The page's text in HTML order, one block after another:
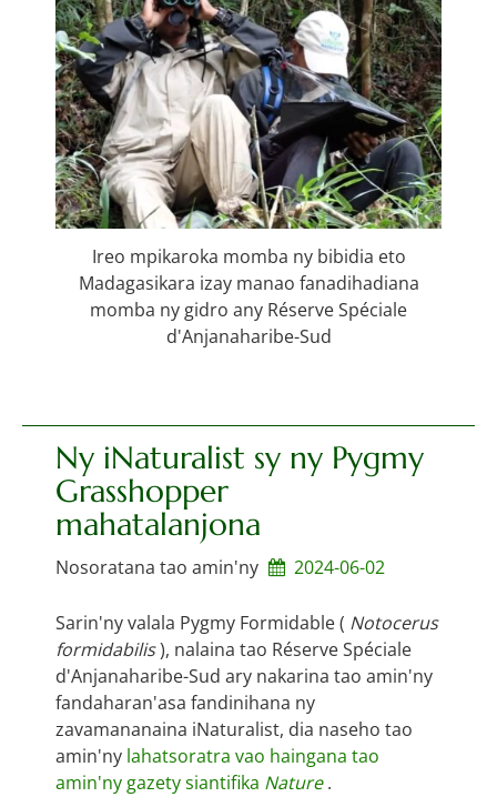
Ireo mpikaroka momba ny bibidia eto
Madagasikara izay manao fanadihadiana
momba ny gidro any Réserve Spéciale
d'Anjanaharibe-Sud
Ny iNaturalist sy ny Pygmy
Grasshopper
mahatalanjona
Nosoratana tao amin'ny 2024-06-02
Sarin'ny valala Pygmy Formidable ( Notocerus
formidabilis), nalaina tao Réserve Spéciale
d'Anjanaharibe-Sud ary nakarina tao amin'ny
fandaharan'asa fandinihana ny
zavamananaina iNaturalist, dia naseho tao
amin'ny lahatsoratra vao haingana tao
amin'ny gazety siantifika Nature.